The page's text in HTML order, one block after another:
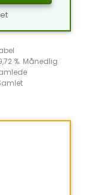
%. Månedlig